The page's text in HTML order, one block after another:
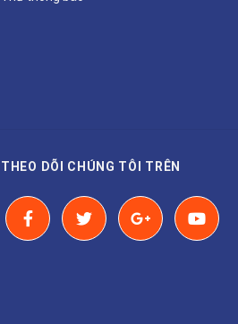
THEO DÕI CHÚNG TÔI TRÊN